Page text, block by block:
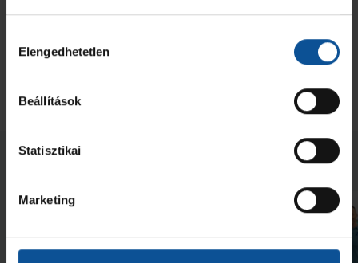
kiválasztása
Elengedhetetlen
Beállítások
Statisztikai
Marketing
Neked ajánljuk